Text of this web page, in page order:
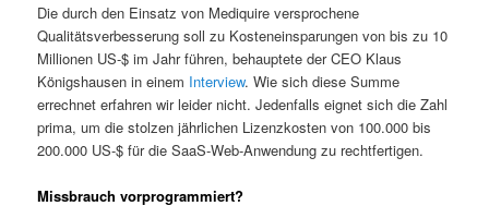
Die durch den Einsatz von Mediquire versprochene
Qualitätsverbesserung soll zu Kosteneinsparungen von bis zu 10
Millionen US-$ im Jahr führen, behauptete der CEO Klaus
Königshausen in einem Interview. Wie sich diese Summe
errechnet erfahren wir leider nicht. Jedenfalls eignet sich die Zahl
prima, um die stolzen jährlichen Lizenzkosten von 100.000 bis
200.000 US-$ für die SaaS-Web-Anwendung zu rechtfertigen.
Missbrauch vorprogrammiert?